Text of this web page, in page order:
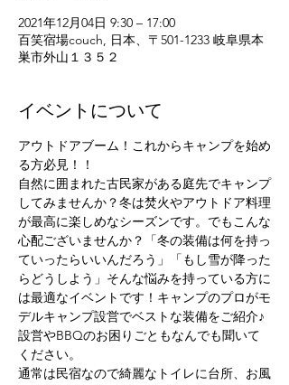
2021年12月04日 9:30 – 17:00
百笑宿場couch, 日本、〒501-1233 岐阜県本
巣市外山１３５２
イベントについて
アウトドアブーム！これからキャンプを始め
る方必見！！
自然に囲まれた古民家がある庭先でキャンプ
してみませんか？冬は焚火やアウトドア料理
が最高に楽しめなシーズンです。でもこんな
心配ございませんか？「冬の装備は何を持っ
ていったらいいんだろう」「もし雪が降った
らどうしよう」そんな悩みを持っている方に
は最適なイベントです！キャンプのプロがモ
デルキャンプ設営でベストな装備をご紹介♪
設営やBBQのお困りごともなんでも聞いて
ください。
通常は民宿なので綺麗なトイレに台所、お風